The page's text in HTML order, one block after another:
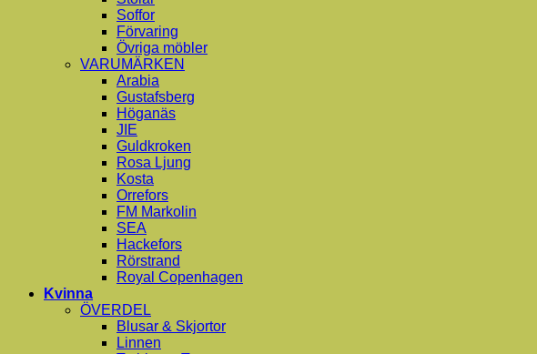
Soffor
Förvaring
Övriga möbler
VARUMÄRKEN
Arabia
Gustafsberg
Höganäs
JIE
Guldkroken
Rosa Ljung
Kosta
Orrefors
FM Markolin
SEA
Hackefors
Rörstrand
Royal Copenhagen
Kvinna
ÖVERDEL
Blusar & Skjortor
Linnen